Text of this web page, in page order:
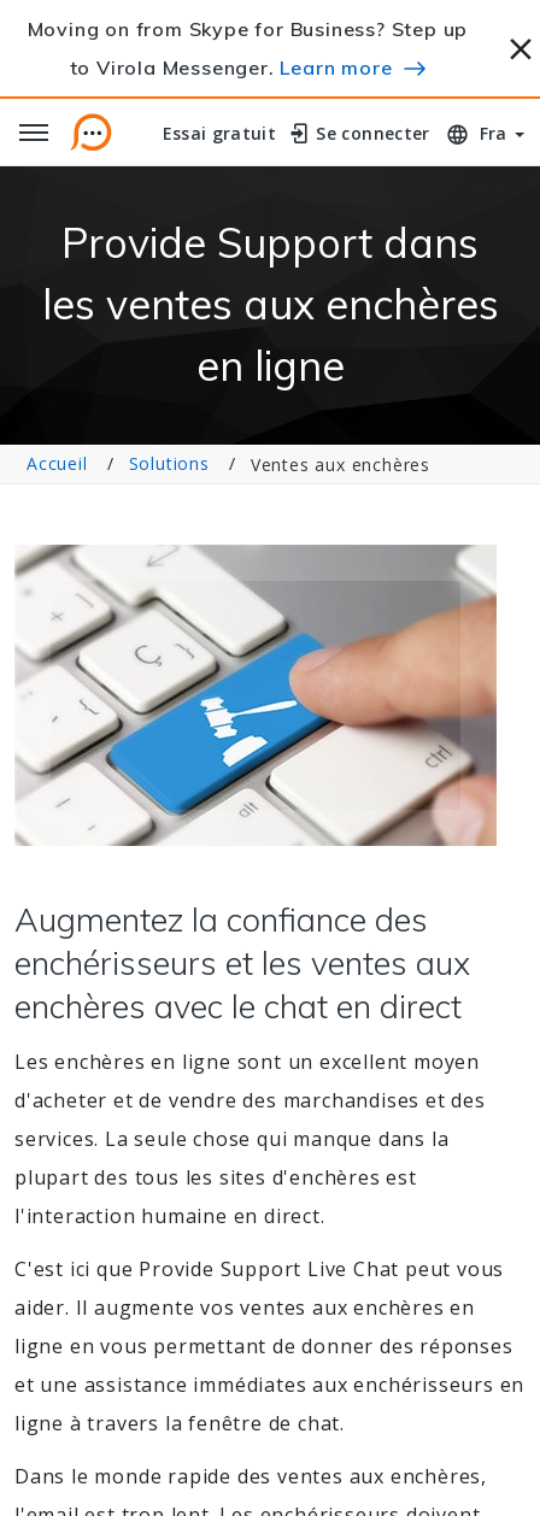
Moving on from Skype for Business? Step up
to Virola Messenger. Learn more
Essai gratuit
Essai gratuit Se connecter
Se connecter Fra
Provide Support dans
les ventes aux enchères
en ligne
Accueil Solutions Ventes aux enchères
Augmentez la confiance des
enchérisseurs et les ventes aux
enchères avec le chat en direct
Les enchères en ligne sont un excellent moyen
d'acheter et de vendre des marchandises et des
services. La seule chose qui manque dans la
plupart des tous les sites d'enchères est
l'interaction humaine en direct.
C'est ici que Provide Support Live Chat peut vous
aider. Il augmente vos ventes aux enchères en
ligne en vous permettant de donner des réponses
et une assistance immédiates aux enchérisseurs en
ligne à travers la fenêtre de chat.
Dans le monde rapide des ventes aux enchères,